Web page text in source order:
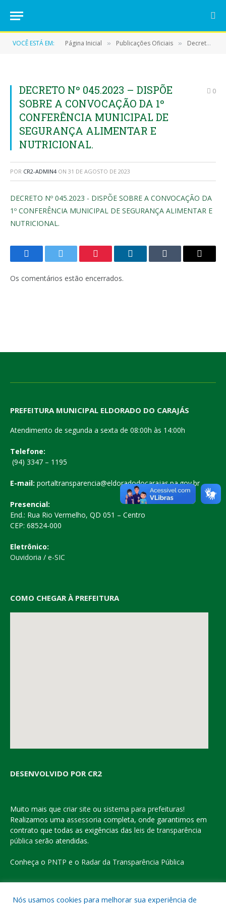
VOCÊ ESTÁ EM: Página Inicial » Publicações Oficiais » Decretos
DECRETO Nº 045.2023 – DISPÕE
SOBRE A CONVOCAÇÃO DA 1º
CONFERÊNCIA MUNICIPAL DE
SEGURANÇA ALIMENTAR E
NUTRICIONAL.
0
POR CR2-ADMIN4 ON 31 DE AGOSTO DE 2023
DECRETO Nº 045.2023 - DISPÕE SOBRE A CONVOCAÇÃO DA
1º CONFERÊNCIA MUNICIPAL DE SEGURANÇA ALIMENTAR E
NUTRICIONAL.
FacebookTwitter Pinterest LinkedInTumblr
E-
Os comentários estão encerrados.
PREFEITURA MUNICIPAL ELDORADO DO CARAJÁS
Atendimento de segunda a sexta de 08:00h às 14:00h
Telefone:
(94) 3347 – 1195
E-mail: portaltransparencia@eldoradodocarajas.pa.gov.br
Presencial:
End.: Rua Rio Vermelho, QD 051 – Centro
CEP: 68524-000
Eletrônico:
Ouvidoria / e-SIC
COMO CHEGAR À PREFEITURA
DESENVOLVIDO POR CR2
Muito mais que criar site ou sistema para prefeituras!
Realizamos uma assessoria completa, onde garantimos em
contrato que todas as exigências das leis de transparência
pública serão atendidas.
Conheça o PNTP e o Radar da Transparência Pública
Nós usamos cookies para melhorar sua experiência de